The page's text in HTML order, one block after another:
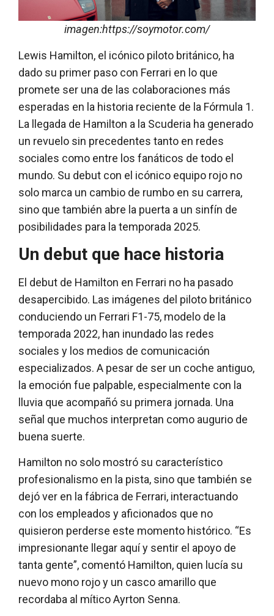
imagen:https://soymotor.com/
Lewis Hamilton, el icónico piloto británico, ha
dado su primer paso con Ferrari en lo que
promete ser una de las colaboraciones más
esperadas en la historia reciente de la Fórmula 1.
La llegada de Hamilton a la Scuderia ha generado
un revuelo sin precedentes tanto en redes
sociales como entre los fanáticos de todo el
mundo. Su debut con el icónico equipo rojo no
solo marca un cambio de rumbo en su carrera,
sino que también abre la puerta a un sinfín de
posibilidades para la temporada 2025.
Un debut que hace historia
El debut de Hamilton en Ferrari no ha pasado
desapercibido. Las imágenes del piloto británico
conduciendo un Ferrari F1-75, modelo de la
temporada 2022, han inundado las redes
sociales y los medios de comunicación
especializados. A pesar de ser un coche antiguo,
la emoción fue palpable, especialmente con la
lluvia que acompañó su primera jornada. Una
señal que muchos interpretan como augurio de
buena suerte.
Hamilton no solo mostró su característico
profesionalismo en la pista, sino que también se
dejó ver en la fábrica de Ferrari, interactuando
con los empleados y aficionados que no
quisieron perderse este momento histórico. “Es
impresionante llegar aquí y sentir el apoyo de
tanta gente”, comentó Hamilton, quien lucía su
nuevo mono rojo y un casco amarillo que
recordaba al mítico Ayrton Senna.